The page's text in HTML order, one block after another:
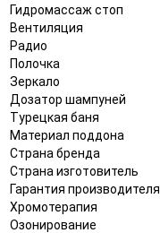
Гидромассаж стоп
Вентиляция
Радио
Полочка
Зеркало
Дозатор шампуней
Турецкая баня
Материал поддона
Страна бренда
Страна изготовитель
Гарантия производителя
Хромотерапия
Озонирование